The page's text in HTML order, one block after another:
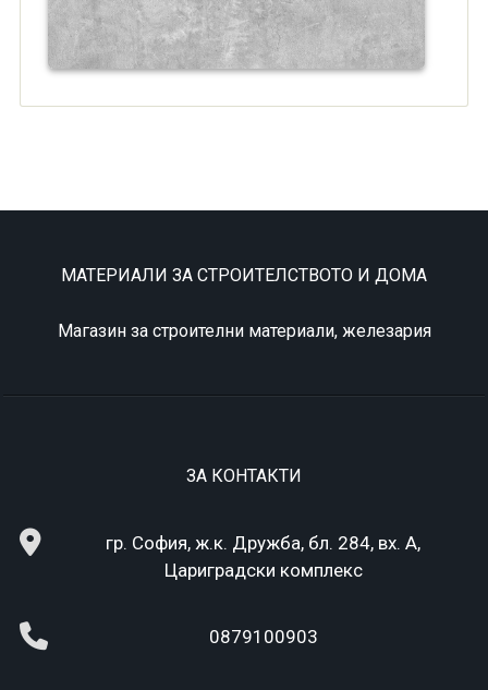
МАТЕРИАЛИ ЗА СТРОИТЕЛСТВОТО И ДОМА
Магазин за строителни материали, железария
ЗА КОНТАКТИ
гр. София, ж.к. Дружба, бл. 284, вх. А,
Цариградски комплекс
0879100903